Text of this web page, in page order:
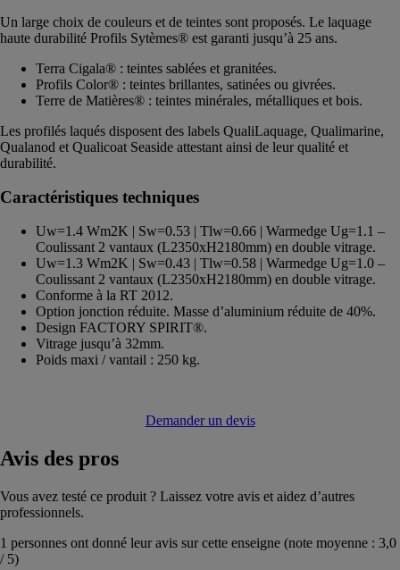
Un large choix de couleurs et de teintes sont proposés. Le laquage
haute durabilité Profils Sytèmes® est garanti jusqu’à 25 ans.
Terra Cigala® : teintes sablées et granitées.
Profils Color® : teintes brillantes, satinées ou givrées.
Terre de Matières® : teintes minérales, métalliques et bois.
Les profilés laqués disposent des labels QualiLaquage, Qualimarine,
Qualanod et Qualicoat Seaside attestant ainsi de leur qualité et
durabilité.
Caractéristiques techniques
Uw=1.4 Wm2K | Sw=0.53 | Tlw=0.66 | Warmedge Ug=1.1 –
Coulissant 2 vantaux (L2350xH2180mm) en double vitrage.
Uw=1.3 Wm2K | Sw=0.43 | Tlw=0.58 | Warmedge Ug=1.0 –
Coulissant 2 vantaux (L2350xH2180mm) en double vitrage.
Conforme à la RT 2012.
Option jonction réduite. Masse d’aluminium réduite de 40%.
Design FACTORY SPIRIT®.
Vitrage jusqu’à 32mm.
Poids maxi / vantail : 250 kg.
Demander un devis
Avis des pros
Vous avez testé ce produit ? Laissez votre avis et aidez d’autres
professionnels.
1 personnes ont donné leur avis sur cette enseigne (note moyenne : 3,0
/ 5)